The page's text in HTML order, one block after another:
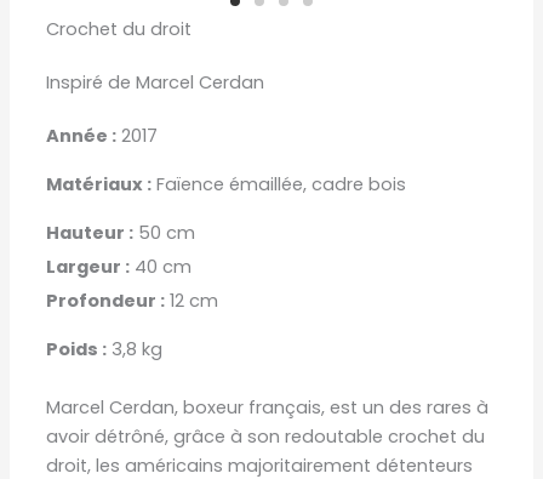
Crochet du droit
Inspiré de Marcel Cerdan
Année :2017
Matériaux :Faïence émaillée, cadre bois
Hauteur :50 cm
Largeur :40 cm
Profondeur :12 cm
Poids :3,8 kg
Marcel Cerdan, boxeur français, est un des rares à
avoir détrôné, grâce à son redoutable crochet du
droit, les américains majoritairement détenteurs